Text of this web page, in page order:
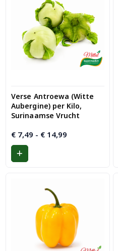
Verse Antroewa (Witte
Aubergine) per Kilo,
Surinaamse Vrucht
€ 7,49 - € 14,99